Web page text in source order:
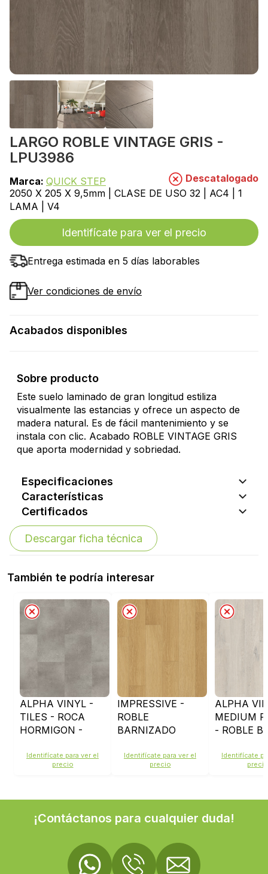
LARGO ROBLE VINTAGE GRIS -
LPU3986
Marca: QUICK STEP
Descatalogado
2050 X 205 X 9,5mm | CLASE DE USO 32 | AC4 | 1
LAMA | V4
Identifícate para ver el precio
Entrega estimada en 5 días laborables
Ver condiciones de envío
Acabados disponibles
Sobre producto
Este suelo laminado de gran longitud estiliza
visualmente las estancias y ofrece un aspecto de
madera natural. Es de fácil mantenimiento y se
instala con clic. Acabado ROBLE VINTAGE GRIS
que aporta modernidad y sobriedad.
Especificaciones
Características
Certificados
Descargar ficha técnica
También te podría interesar
ALPHA VINYL -
TILES - ROCA
HORMIGON -
Identifícate para ver el
precio
IMPRESSIVE -
ROBLE
BARNIZADO
IM3106
Identifícate para ver el
precio
ALPHA
MEDIUM
- ROBLE
BLUSH -
Identifícate
precio
¡Contáctanos para cualquier duda!